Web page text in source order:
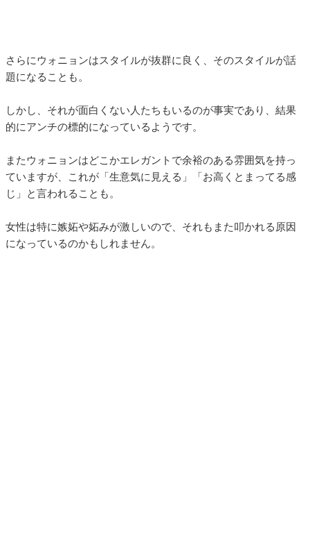
さらにウォニョンはスタイルが抜群に良く、そのスタイルが話
題になることも。
しかし、それが面白くない人たちもいるのが事実であり、結果
的にアンチの標的になっているようです。
またウォニョンはどこかエレガントで余裕のある雰囲気を持っ
ていますが、これが「生意気に見える」「お高くとまってる感
じ」と言われることも。
女性は特に嫉妬や妬みが激しいので、それもまた叩かれる原因
になっているのかもしれません。